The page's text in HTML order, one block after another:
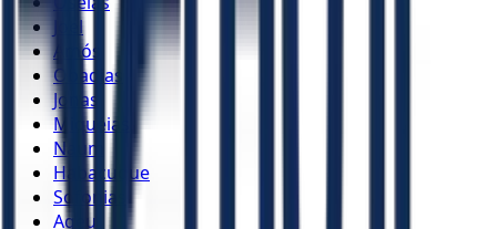
Joel
Amós
Obadias
Jonas
Miquéias
Naum
Habacuque
Sofonias
Ageu